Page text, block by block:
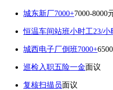
城东新厂7000+7000-8000
恒温车间站班小时工23/小
城西电子厂倒班7000+
巡检入职五险一金面议
复核扫描员面议